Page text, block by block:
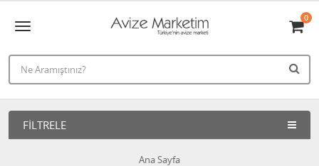
0
FILTRELE
Ana Sayfa